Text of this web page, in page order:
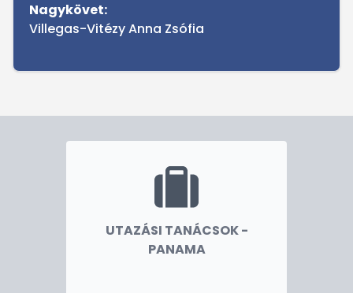
Nagykövet:
Villegas-Vitézy Anna Zsófia
UTAZÁSI TANÁCSOK -
PANAMA